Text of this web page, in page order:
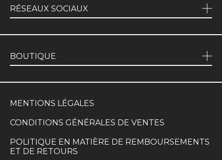
RÉSEAUX SOCIAUX
BOUTIQUE
MENTIONS LÉGALES
CONDITIONS GÉNÉRALES DE VENTES
POLITIQUE EN MATIÈRE DE REMBOURSEMENTS
ET DE RETOURS